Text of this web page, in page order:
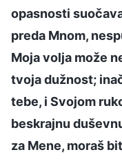
opasnosti
preda Mnom,
Moja volja može
tvoja dužnost;
tebe, i Svojom
beskrajnu
za Mene, moraš